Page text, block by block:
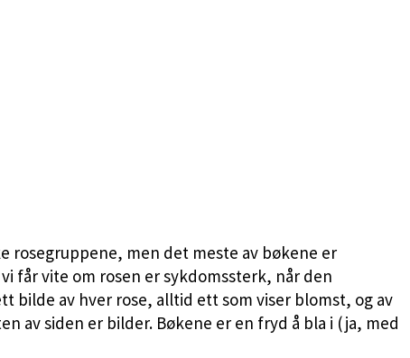
rosegruppene, men det meste av bøkene er
får vite om rosen er sykdomssterk, når den
bilde av hver rose, alltid ett som viser blomst, og av
av siden er bilder. Bøkene er en fryd å bla i (ja, med